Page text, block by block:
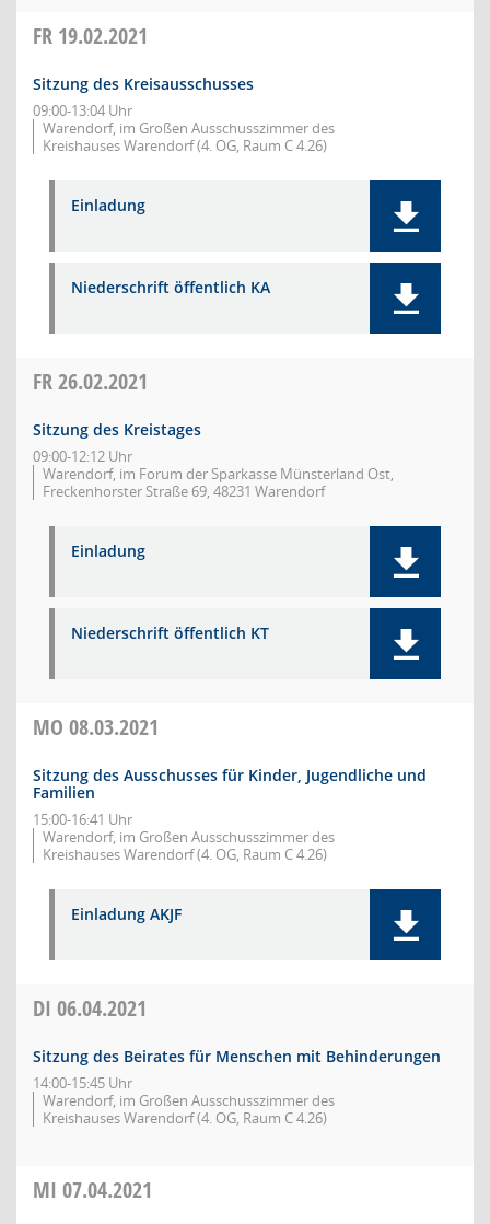
FR 19.02.2021
Sitzung des Kreisausschusses
09:00-13:04 Uhr
Warendorf, im Großen Ausschusszimmer des
Kreishauses Warendorf (4. OG, Raum C 4.26)
Einladung
Niederschrift öffentlich KA
FR26.02.2021
Sitzung des Kreistages
09:00-12:12 Uhr
Warendorf, im Forum der Sparkasse Münsterland Ost,
Freckenhorster Straße 69, 48231 Warendorf
Einladung
Niederschrift öffentlich KT
MO 08.03.2021
Sitzung des Ausschusses für Kinder, Jugendliche und
Familien
15:00-16:41 Uhr
Warendorf, im Großen Ausschusszimmer des
Kreishauses Warendorf (4. OG, Raum C 4.26)
Einladung AKJF
DI 06.04.2021
Sitzung des Beirates für Menschen mit Behinderungen
14:00-15:45 Uhr
Warendorf, im Großen Ausschusszimmer des
Kreishauses Warendorf (4. OG, Raum C 4.26)
MI 07.04.2021